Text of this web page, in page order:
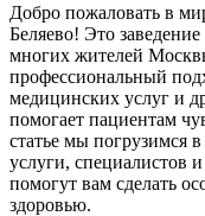
Добро пожаловать в
Беляево! Это
многих жителей
профессиональный
медицинских услуг и
помогает пациентам
статье мы погрузимся
услуги, специалистов
помогут вам сделать
здоровью.